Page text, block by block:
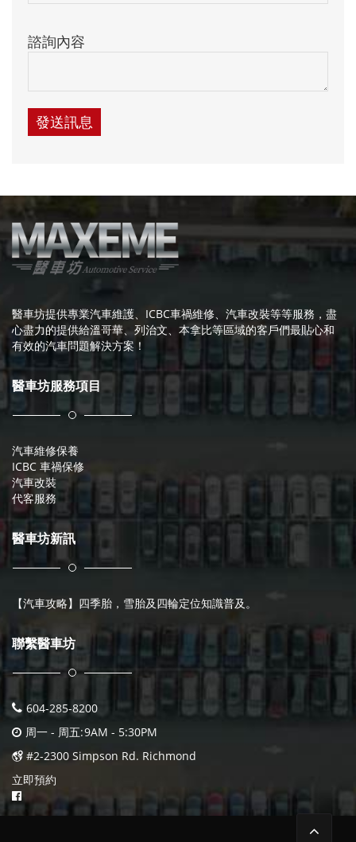
諮詢內容
醫車坊提供專業汽車維護、ICBC車禍維修、汽車改裝等等服務，盡
心盡力的提供給溫哥華、列治文、本拿比等區域的客戶們最貼心和
有效的汽車問題解決方案！
醫車坊服務項目
汽車維修保養
ICBC 車禍保修
汽車改裝
代客服務
醫車坊新訊
【汽車攻略】四季胎，雪胎及四輪定位知識普及。
聯繫醫車坊
604-285-8200
周一 - 周五:9AM - 5:30PM
#2-2300 Simpson Rd. Richmond
立即預約